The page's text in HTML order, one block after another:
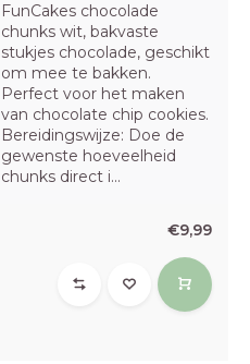
FunCakes chocolade
chunks wit, bakvaste
stukjes chocolade, geschikt
om mee te bakken.
Perfect voor het maken
van chocolate chip cookies.
Bereidingswijze: Doe de
gewenste hoeveelheid
chunks direct i...
€9,99